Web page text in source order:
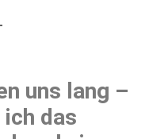
uns lang –
das